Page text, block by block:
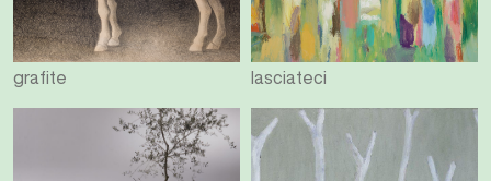
grafite lasciateci